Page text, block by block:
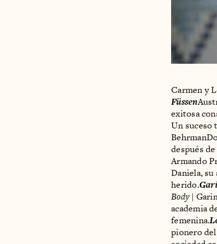
Carmen y
Füssen
exitosa
Un suceso
después
Armando
Daniela,
herido.
Body|
academia
femenina.
pionero